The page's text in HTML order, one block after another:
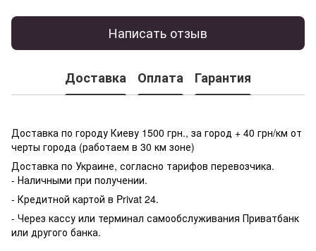
Написать отзыв
Доставка Оплата Гарантия
Доставка по городу Киеву 1500 грн., за город + 40 грн/км от
черты города (работаем в 30 км зоне)
Доставка по Украине, согласно тарифов перевозчика.
- Наличными при получении.
- Кредитной картой в Privat 24.
- Через кассу или терминал самообслуживания Приватбанк
или другого банка.